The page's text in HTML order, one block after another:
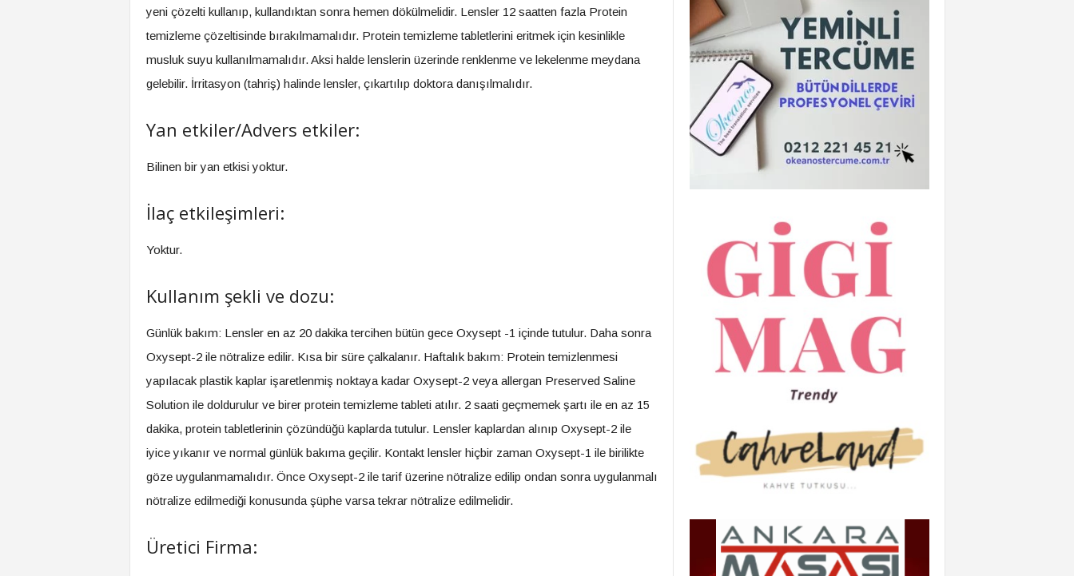
yeni çözelti kullanıp, kullandıktan sonra hemen dökülmelidir. Lensler 12 saatten fazla Protein
temizleme çözeltisinde bırakılmamalıdır. Protein temizleme tabletlerini eritmek için kesinlikle
musluk suyu kullanılmamalıdır. Aksi halde lenslerin üzerinde renklenme ve lekelenme meydana
gelebilir. İrritasyon (tahriş) halinde lensler, çıkartılıp doktora danışılmalıdır.
Yan etkiler/Advers etkiler:
Bilinen bir yan etkisi yoktur.
İlaç etkileşimleri:
Yoktur.
Kullanım şekli ve dozu:
Günlük bakım: Lensler en az 20 dakika tercihen bütün gece Oxysept -1 içinde tutulur. Daha sonra
Oxysept-2 ile nötralize edilir. Kısa bir süre çalkalanır. Haftalık bakım: Protein temizlenmesi
yapılacak plastik kaplar işaretlenmiş noktaya kadar Oxysept-2 veya allergan Preserved Saline
Solution ile doldurulur ve birer protein temizleme tableti atılır. 2 saati geçmemek şartı ile en az 15
dakika, protein tabletlerinin çözündüğü kaplarda tutulur. Lensler kaplardan alınıp Oxysept-2 ile
iyice yıkanır ve normal günlük bakıma geçilir. Kontakt lensler hiçbir zaman Oxysept-1 ile birilikte
göze uygulanmamalıdır. Önce Oxysept-2 ile tarif üzerine nötralize edilip ondan sonra uygulanmalı
nötralize edilmediği konusunda şüphe varsa tekrar nötralize edilmelidir.
Üretici Firma: